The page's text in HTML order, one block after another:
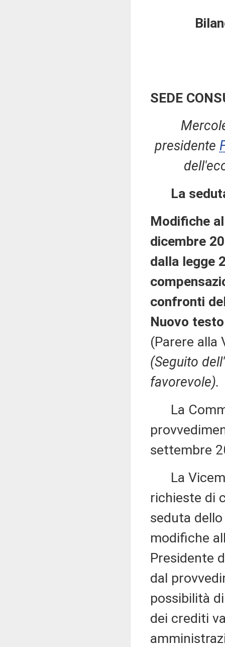
SEDE
presidente
La
Modifiche
dicembre
dalla legge
confronti
Nuovo
(Parere alla
(Seguito
favorevole).
La
settembre
La
richieste di
seduta
modifiche
Presidente
dal
possibilità
dei crediti